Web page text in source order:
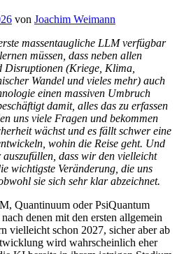
von Joachim Weimann
massentaugliche LLM verfügbar
müssen, dass neben allen
Disruptionen (Kriege, Klima,
Wandel und vieles mehr) auch
einen massiven Umbruch
damit, alles das zu erfassen
uns viele Fragen und bekommen
wächst und es fällt schwer eine
wohin die Reise geht. Und
auszufüllen, dass wir den vielleicht
wichtigste Veränderung, die uns
sie sich sehr klar abzeichnet.
Quantinuum oder PsiQuantum
denen mit den ersten allgemein
vielleicht schon 2027, sicher aber ab
wird wahrscheinlich eher